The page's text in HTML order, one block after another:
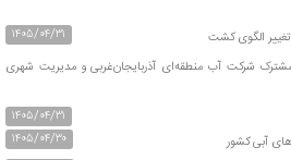
۱۴۰۵/۰۴/۳۱
شرکت آب منطقه‌ای آذربایجان‌غربی و مدیریت شهری
۱۴۰۵/۰۴/۳۱
آبی کشور
۱۴۰۵/۰۴/۳۰